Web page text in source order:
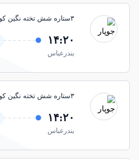
۳ستاره شش تخته نگین کویر
۱۴:۲۰
بندرعباس
۳ستاره شش تخته نگین کویر
۱۴:۲۰
بندرعباس